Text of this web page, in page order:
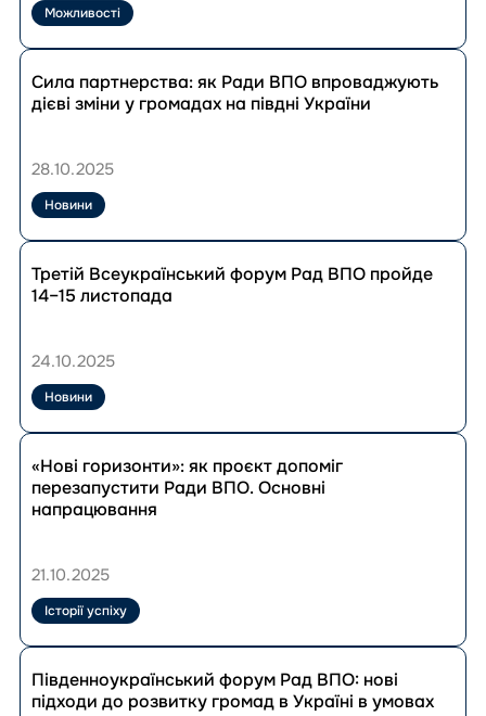
як
ефективно
комунікувати
та
підвищувати
довіру
Можливості
Перейти
до
публікації
як
ВПО
впроваджують
дієві
зміни
громадах
України
Сила партнерства: як Ради ВПО впроваджують
дієві зміни у громадах на півдні України
28.10.2025
Новини
Перейти
до
публікації
форум
ВПО
пройде
14–
листопада
Третій Всеукраїнський форум Рад ВПО пройде
14–15 листопада
24.10.2025
Новини
Перейти
до
публікації
«Нові
горизонти»:
проєкт
допоміг
перезапустити
Ради
ВПО.
Основні
напрацювання
«Нові горизонти»: як проєкт допоміг
перезапустити Ради ВПО. Основні
напрацювання
21.10.2025
Історії успіху
Перейти
до
публікації
Південноукраїнський форум Рад ВПО: нові
підходи до розвитку громад в Україні в умовах